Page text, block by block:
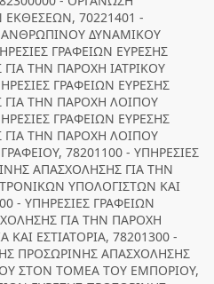
70221401 -
ΑΝΘΡΩΠΙΝΟΥ ΔΥΝΑΜΙΚΟΥ
ΓΡΑΦΕΙΩΝ ΕΥΡΕΣΗΣ
ΤΗΝ ΠΑΡΟΧΗ ΙΑΤΡΙΚΟΥ
ΓΡΑΦΕΙΩΝ ΕΥΡΕΣΗΣ
ΤΗΝ ΠΑΡΟΧΗ ΛΟΙΠΟΥ
ΓΡΑΦΕΙΩΝ ΕΥΡΕΣΗΣ
ΤΗΝ ΠΑΡΟΧΗ ΛΟΙΠΟΥ
78201100 - ΥΠΗΡΕΣΙΕΣ
ΑΠΑΣΧΟΛΗΣΗΣ ΓΙΑ ΤΗΝ
ΥΠΟΛΟΓΙΣΤΩΝ ΚΑΙ
- ΥΠΗΡΕΣΙΕΣ ΓΡΑΦΕΙΩΝ
ΓΙΑ ΤΗΝ ΠΑΡΟΧΗ
ΕΣΤΙΑΤΟΡΙΑ, 78201300 -
ΠΡΟΣΩΡΙΝΗΣ ΑΠΑΣΧΟΛΗΣΗΣ
ΣΤΟΝ ΤΟΜΕΑ ΤΟΥ ΕΜΠΟΡΙΟΥ,